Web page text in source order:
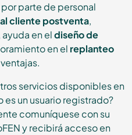
parte de personal
cliente postventa,
en eldiseño de
en el replanteo
servicios disponibles en
es un usuario registrado?
comuníquese con su
y recibirá acceso en